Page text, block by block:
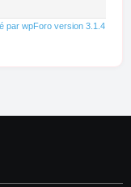
par wpForo version 3.1.4